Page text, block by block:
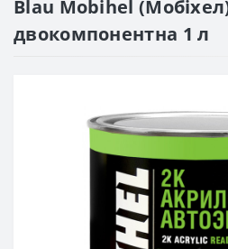
Blau Mobihel
двокомпонентна 1 л